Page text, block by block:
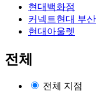
현대백화점
커넥트현대 부산
현대아울렛
전체
전체 지점